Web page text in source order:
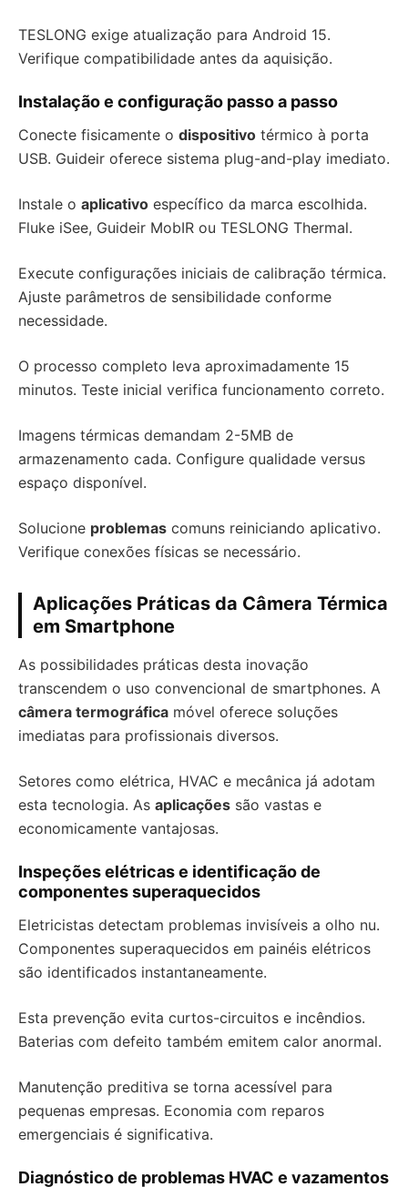
TESLONG exige atualização para Android 15.
Verifique compatibilidade antes da aquisição.
Instalação e configuração passo a passo
Conecte fisicamente o dispositivo térmico à porta
USB. Guideir oferece sistema plug-and-play imediato.
Instale o aplicativo específico da marca escolhida.
Fluke iSee, Guideir MobIR ou TESLONG Thermal.
Execute configurações iniciais de calibração térmica.
Ajuste parâmetros de sensibilidade conforme
necessidade.
O processo completo leva aproximadamente 15
minutos. Teste inicial verifica funcionamento correto.
Imagens térmicas demandam 2-5MB de
armazenamento cada. Configure qualidade versus
espaço disponível.
Solucione problemas comuns reiniciando aplicativo.
Verifique conexões físicas se necessário.
Aplicações Práticas da Câmera Térmica
em Smartphone
As possibilidades práticas desta inovação
transcendem o uso convencional de smartphones. A
câmera termográfica móvel oferece soluções
imediatas para profissionais diversos.
Setores como elétrica, HVAC e mecânica já adotam
esta tecnologia. As aplicações são vastas e
economicamente vantajosas.
Inspeções elétricas e identificação de
componentes superaquecidos
Eletricistas detectam problemas invisíveis a olho nu.
Componentes superaquecidos em painéis elétricos
são identificados instantaneamente.
Esta prevenção evita curtos-circuitos e incêndios.
Baterias com defeito também emitem calor anormal.
Manutenção preditiva se torna acessível para
pequenas empresas. Economia com reparos
emergenciais é significativa.
Diagnóstico de problemas HVAC e vazamentos